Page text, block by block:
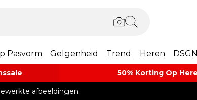
Pasvorm Gelgenheid Trend Heren DSGN
50% Korting Op
afbeeldingen.